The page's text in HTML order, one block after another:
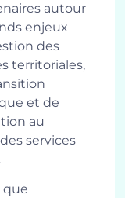
autour
enjeux
des
territoriales,
et de
au
services
que